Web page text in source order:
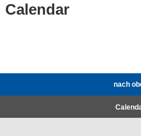
Calendar
nach